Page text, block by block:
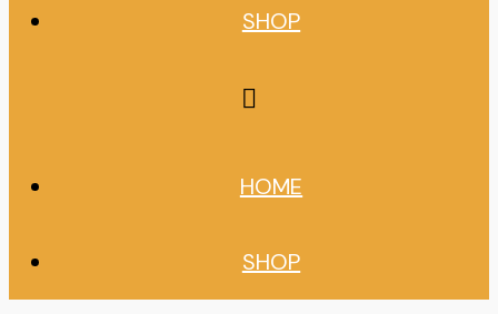
SHOP
HOME
SHOP